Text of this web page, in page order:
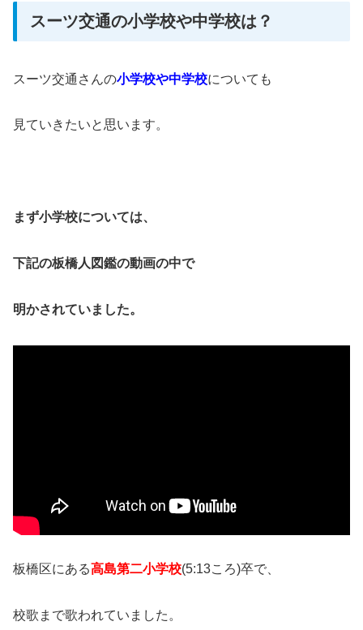
スーツ交通の小学校や中学校は？
スーツ交通さんの小学校や中学校についても
見ていきたいと思います。
まず小学校については、
下記の板橋人図鑑の動画の中で
明かされていました。
板橋区にある高島第二小学校(5:13ころ)卒で、
校歌まで歌われていました。